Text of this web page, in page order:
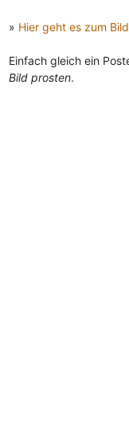
» Hier geht es zum
Einfach gleich ein
Bild prosten.